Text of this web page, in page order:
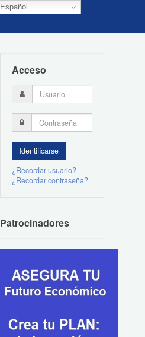
Español
Acceso
¿Recordar usuario?
¿Recordar contraseña?
Patrocinadores